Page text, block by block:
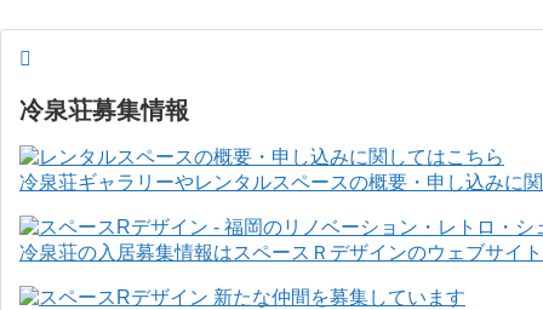
冷泉荘募集情報
冷泉荘ギャラリーやレンタルスペースの概要・申し込みに
冷泉荘の入居募集情報はスペースＲデザインのウェブサイ